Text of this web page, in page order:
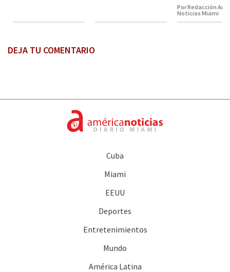
Por Redacción
Noticias Miami
DEJA TU COMENTARIO
Cuba
Miami
EEUU
Deportes
Entretenimientos
Mundo
América Latina